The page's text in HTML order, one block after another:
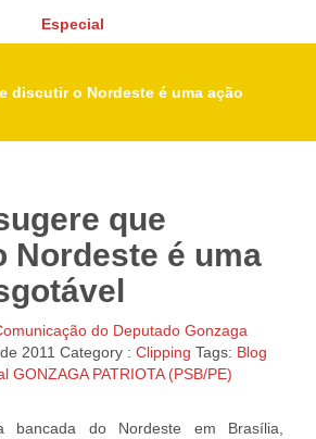
Especial
discutir o Nordeste é uma ação
que
Nordeste é uma
do Deputado Gonzaga
2011 Category : Clipping Tags: Blog
GONZAGA PATRIOTA (PSB/PE)
bancada do Nordeste em Brasília,